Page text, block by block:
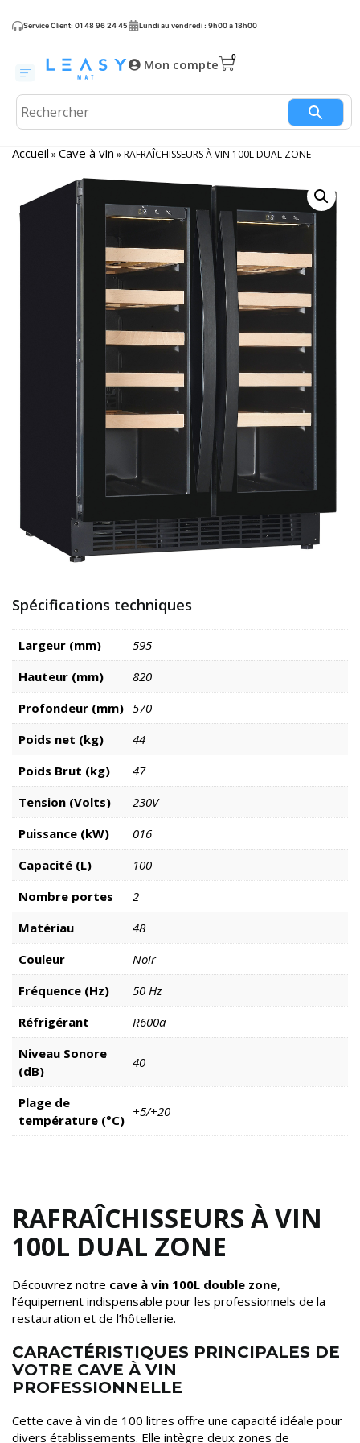
Service Client: 01 48 96 24 45 Lundi au vendredi : 9h00 à 18h00
Mon compte
Accueil »Cave à vin »RAFRAÎCHISSEURS À VIN 100L DUAL ZONE
Spécifications techniques
Largeur (mm)
595
Hauteur (mm)
820
Profondeur (mm) 570
Poids net (kg)
44
Poids Brut (kg)
47
Tension (Volts)
230V
Puissance (kW)
016
Capacité (L)
100
Nombre portes
2
Matériau
48
Couleur
Noir
Fréquence (Hz)
50 Hz
Réfrigérant
R600a
Niveau Sonore
(dB)
40
Plage de
température (°C)
+5/+20
RAFRAÎCHISSEURS À VIN
100L DUAL ZONE
Découvrez notre cave à vin 100L double zone,
l’équipement indispensable pour les professionnels de la
restauration et de l’hôtellerie.
CARACTÉRISTIQUES PRINCIPALES DE
VOTRE CAVE À VIN
PROFESSIONNELLE
Cette cave à vin de 100 litres offre une capacité idéale pour
divers établissements. Elle intègre deux zones de